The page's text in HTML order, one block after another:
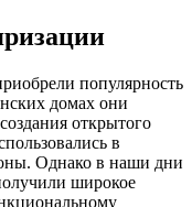
популярность
домах они
открытого
в
Однако в наши дни
широкое